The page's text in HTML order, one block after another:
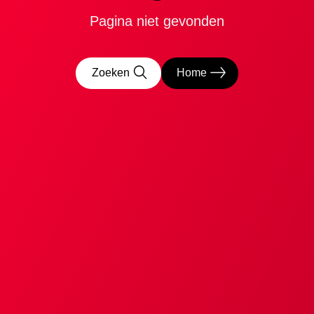
Pagina niet gevonden
Zoeken Home